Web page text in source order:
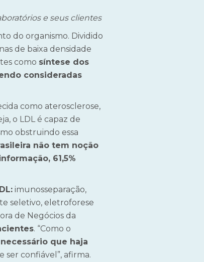
e seus clientes
do organismo. Dividido
de baixa densidade
como síntese dos
consideradas
como aterosclerose,
o LDL é capaz de
obstruindo essa
não tem noção
61,5%
imunosseparação,
seletivo, eletroforese
de Negócios da
. “Como o
que haja
ser confiável”, afirma.